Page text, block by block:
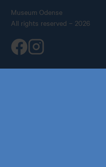
Museum Odense
All rights reserved – 2026